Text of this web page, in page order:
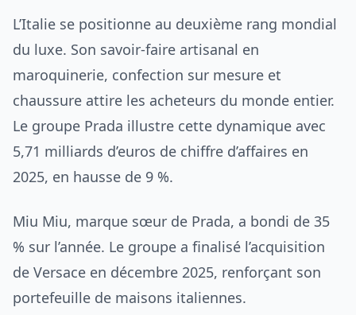
L’Italie se positionne au deuxième rang mondial
du luxe. Son savoir-faire artisanal en
maroquinerie, confection sur mesure et
chaussure attire les acheteurs du monde entier.
Le groupe Prada illustre cette dynamique avec
5,71 milliards d’euros de chiffre d’affaires en
2025, en hausse de 9 %.
Miu Miu, marque sœur de Prada, a bondi de 35
% sur l’année. Le groupe a finalisé l’acquisition
de Versace en décembre 2025, renforçant son
portefeuille de maisons italiennes.